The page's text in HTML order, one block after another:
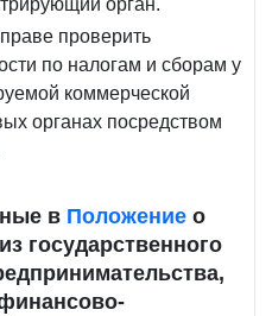
орган.
проверить
по налогам и сборам у
коммерческой
органах посредством
в Положение о
государственного